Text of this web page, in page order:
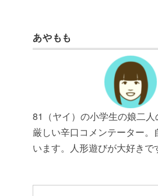
あやもも
81（ヤイ）の小学生の娘二
厳しい辛口コメンテーター。
います。人形遊びが大好きで